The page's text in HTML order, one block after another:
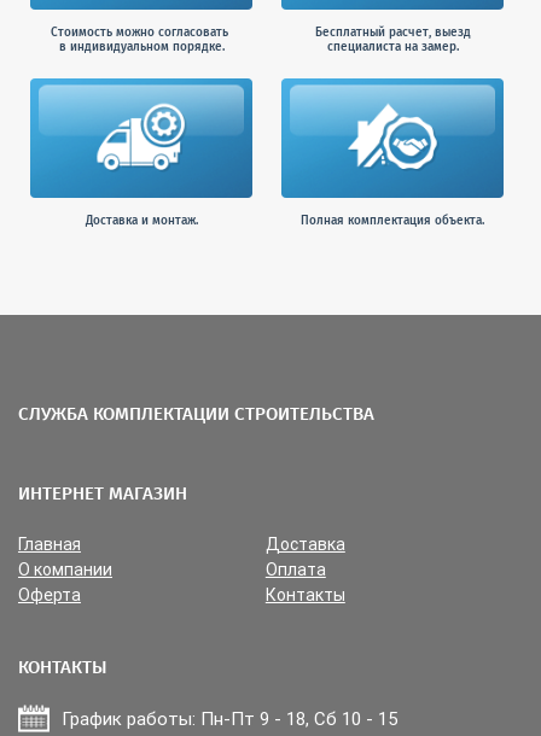
Стоимость можно согласовать
в индивидуальном порядке.
Бесплатный расчет, выезд
специалиста на замер.
Доставка и монтаж. Полная комплектация объекта.
СЛУЖБА КОМПЛЕКТАЦИИ СТРОИТЕЛЬСТВА
ИНТЕРНЕТ МАГАЗИН
Главная
Доставка
О компании
Оплата
Оферта
Контакты
КОНТАКТЫ
График работы: Пн-Пт 9 - 18, Сб 10 - 15